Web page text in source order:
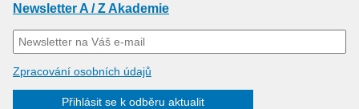
Newsletter A / Z Akademie
Zpracování osobních údajů
Přihlásit se k odběru aktualit